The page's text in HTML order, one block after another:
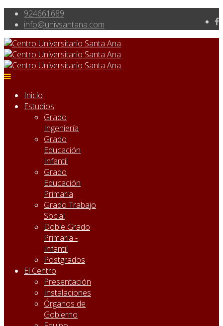
924661689
info@univsantana.com
Inicio
Estudios
Grado
Ingeniería
Grado
Educación
Infantil
Grado
Educación
Primaria
Grado Trabajo
Social
Doble Grado
Primaria -
Infantil
Postgrados
El Centro
Presentación
Instalaciones
Órganos de
Gobierno